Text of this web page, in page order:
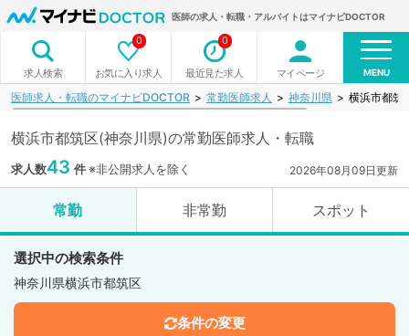
医師の求人・転職・アルバイトはマイナビDOCTOR
求人検索 お気に入り求人
0
最近見た求人
0
マイページ MENU
医師求人・転職のマイナビDOCTOR 常勤医師求人 神奈川県 横浜市都筑
横浜市都筑区(神奈川県)の常勤医師求人・転職
求人数43 件※非公開求人を除く 2026年08月09日更新
常勤 非常勤 スポット
選択中の検索条件
神奈川県横浜市都筑区
条件の変更